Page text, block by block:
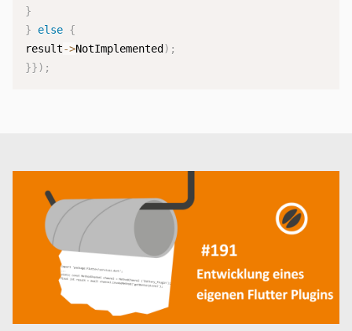
}
}
else {
result->NotImplemented ) ;
}}) ;